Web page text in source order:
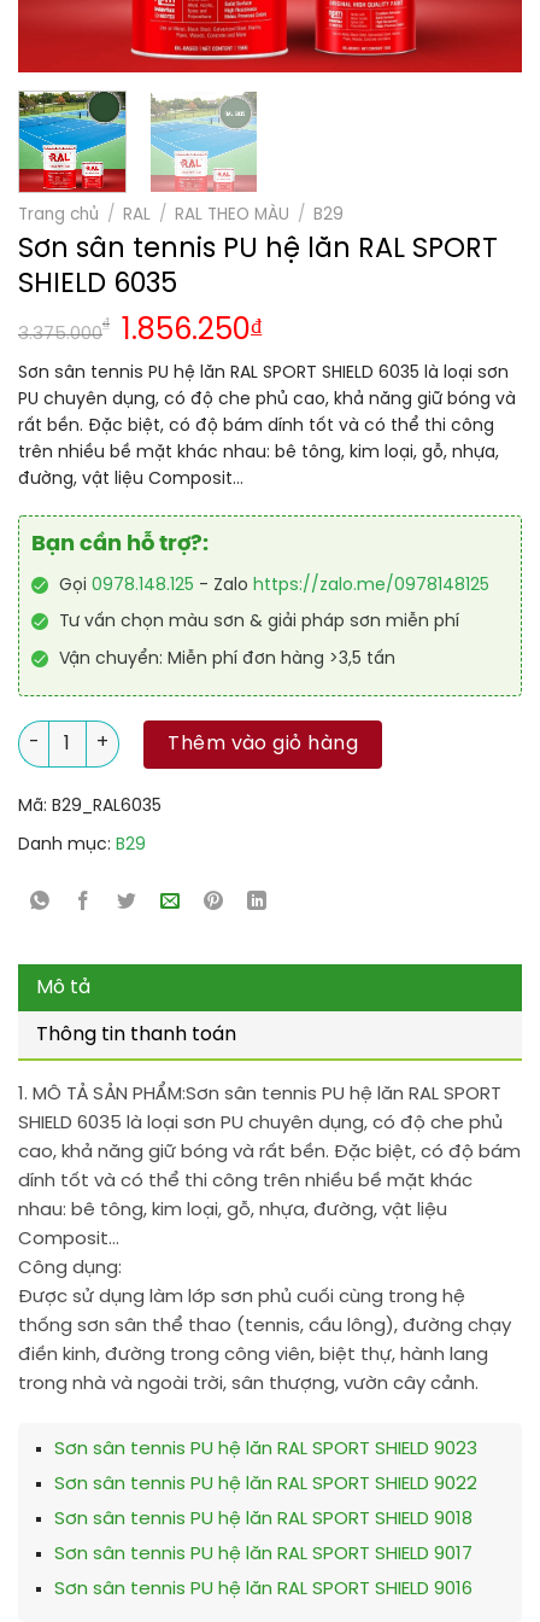
Trang chủ / RAL / RAL THEO MÀU / B29
Sơn sân tennis PU hệ lăn RAL SPORT
SHIELD 6035
3.375.000
₫ 1.856.250₫
Sơn sân tennis PU hệ lăn RAL SPORT SHIELD 6035 là loại sơn
PU chuyên dụng, có độ che phủ cao, khả năng giữ bóng và
rất bền. Đặc biệt, có độ bám dính tốt và có thể thi công
trên nhiều bề mặt khác nhau: bê tông, kim loại, gỗ, nhựa,
đường, vật liệu Composit…
Bạn cần hỗ trợ?:
Gọi 0978.148.125 - Zalo https://zalo.me/0978148125
Tư vấn chọn màu sơn & giải pháp sơn miễn phí
Vận chuyển: Miễn phí đơn hàng >3,5 tấn
Sơn sân tennis PU hệ lăn RAL SPORT SHIELD 6035 số lượng
Thêm vào giỏ hàng
Mã: B29_RAL6035
Danh mục: B29
Mô tả
Thông tin thanh toán
1. MÔ TẢ SẢN PHẨM:Sơn sân tennis PU hệ lăn RAL SPORT
SHIELD 6035 là loại sơn PU chuyên dụng, có độ che phủ
cao, khả năng giữ bóng và rất bền. Đặc biệt, có độ bám
dính tốt và có thể thi công trên nhiều bề mặt khác
nhau: bê tông, kim loại, gỗ, nhựa, đường, vật liệu
Composit…
Công dụng:
Được sử dụng làm lớp sơn phủ cuối cùng trong hệ
thống sơn sân thể thao (tennis, cầu lông), đường chạy
điền kinh, đường trong công viên, biệt thự, hành lang
trong nhà và ngoài trời, sân thượng, vườn cây cảnh.
Sơn sân tennis PU hệ lăn RAL SPORT SHIELD 9023
Sơn sân tennis PU hệ lăn RAL SPORT SHIELD 9022
Sơn sân tennis PU hệ lăn RAL SPORT SHIELD 9018
Sơn sân tennis PU hệ lăn RAL SPORT SHIELD 9017
Sơn sân tennis PU hệ lăn RAL SPORT SHIELD 9016